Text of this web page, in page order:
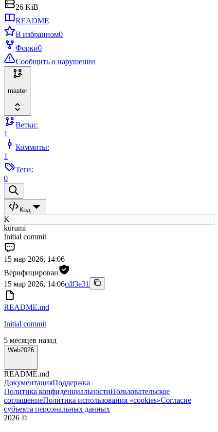
26 KiB
README
В избранном0
Форки0
Сообщить о нарушении
master
Ветки:
1
Коммиты:
1
Теги:
0
Код
K
kurumi
Initial commit
15 мар 2026, 14:06
Верифицирован
15 мар 2026, 14:06cdf3e31
README.md
Initial commit
5 месяцев назад
Web2026
README.md
ДокументацияПоддержка
Политика конфиденциальностиПользовательское
соглашениеПолитика использования «cookies»Согласие
субъекта персональных данных
2026 ©